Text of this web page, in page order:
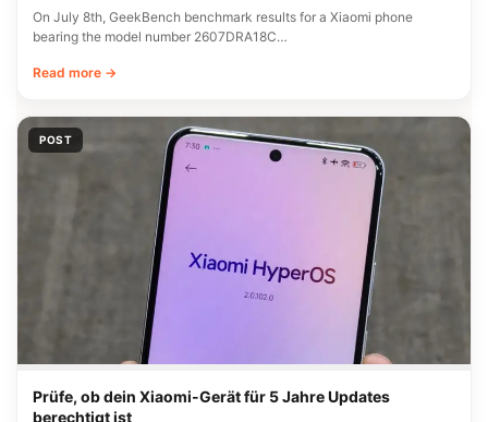
On July 8th, GeekBench benchmark results for a Xiaomi phone
bearing the model number 2607DRA18C…
Read more →
POST
Prüfe, ob dein Xiaomi-Gerät für 5 Jahre Updates
berechtigt ist